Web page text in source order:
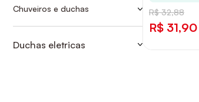
Chuveiros e duchas
Duchas eletricas
R$ 32,88
R$ 31,90